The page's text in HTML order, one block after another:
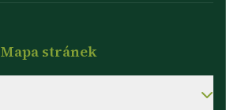
Mapa stránek